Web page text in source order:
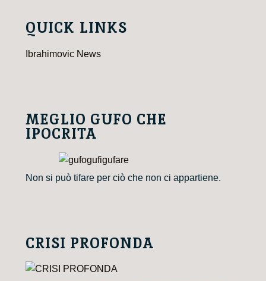
QUICK LINKS
Ibrahimovic News
MEGLIO GUFO CHE
IPOCRITA
Non si può tifare per ciò che non ci appartiene.
CRISI PROFONDA